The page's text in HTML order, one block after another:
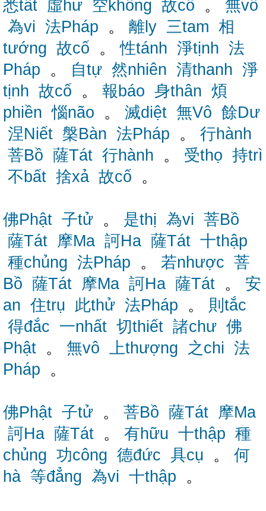
悉tất 虛hư 空không 故cố 。 無vô
為vi 法Pháp 。 離ly 三tam 相
tướng 故cố 。性tánh 淨tịnh 法
Pháp 。 自tự 然nhiên 清thanh 淨
tịnh 故cố 。 報báo 身thân 煩
phiền 惱não 。 滅diệt 無Vô 餘Dư
涅Niết 槃Bàn 法Pháp 。 行hành
菩Bồ 薩Tát 行hành 。 受thọ 持trì
不bất 捨xả 故cố 。
佛Phật 子tử 。 是thị 為vi 菩Bồ
薩Tát 摩Ma 訶Ha 薩Tát 十thập
種chủng 法Pháp 。 若nhược 菩
Bồ 薩Tát 摩Ma 訶Ha 薩Tát 。 安
an 住trụ 此thử 法Pháp 。 則tắc
得đắc 一nhất 切thiết 諸chư 佛
Phật 。 無vô 上thượng 之chi 法
Pháp 。
佛Phật 子tử 。 菩Bồ 薩Tát 摩Ma
訶Ha 薩Tát 。 有hữu 十thập 種
chủng 功công 德đức 具cụ 。 何
hà 等đẳng 為vi 十thập 。